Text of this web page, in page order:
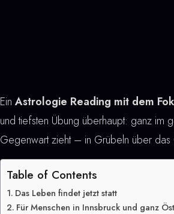
Ein Astrologie Reading mit dem
und tiefsten Übung überhaupt: ganz
Gegenwart zieht – in Grübeln über
Table of Contents
Das Leben findet jetzt statt
Für Menschen in Innsbruck und ganz